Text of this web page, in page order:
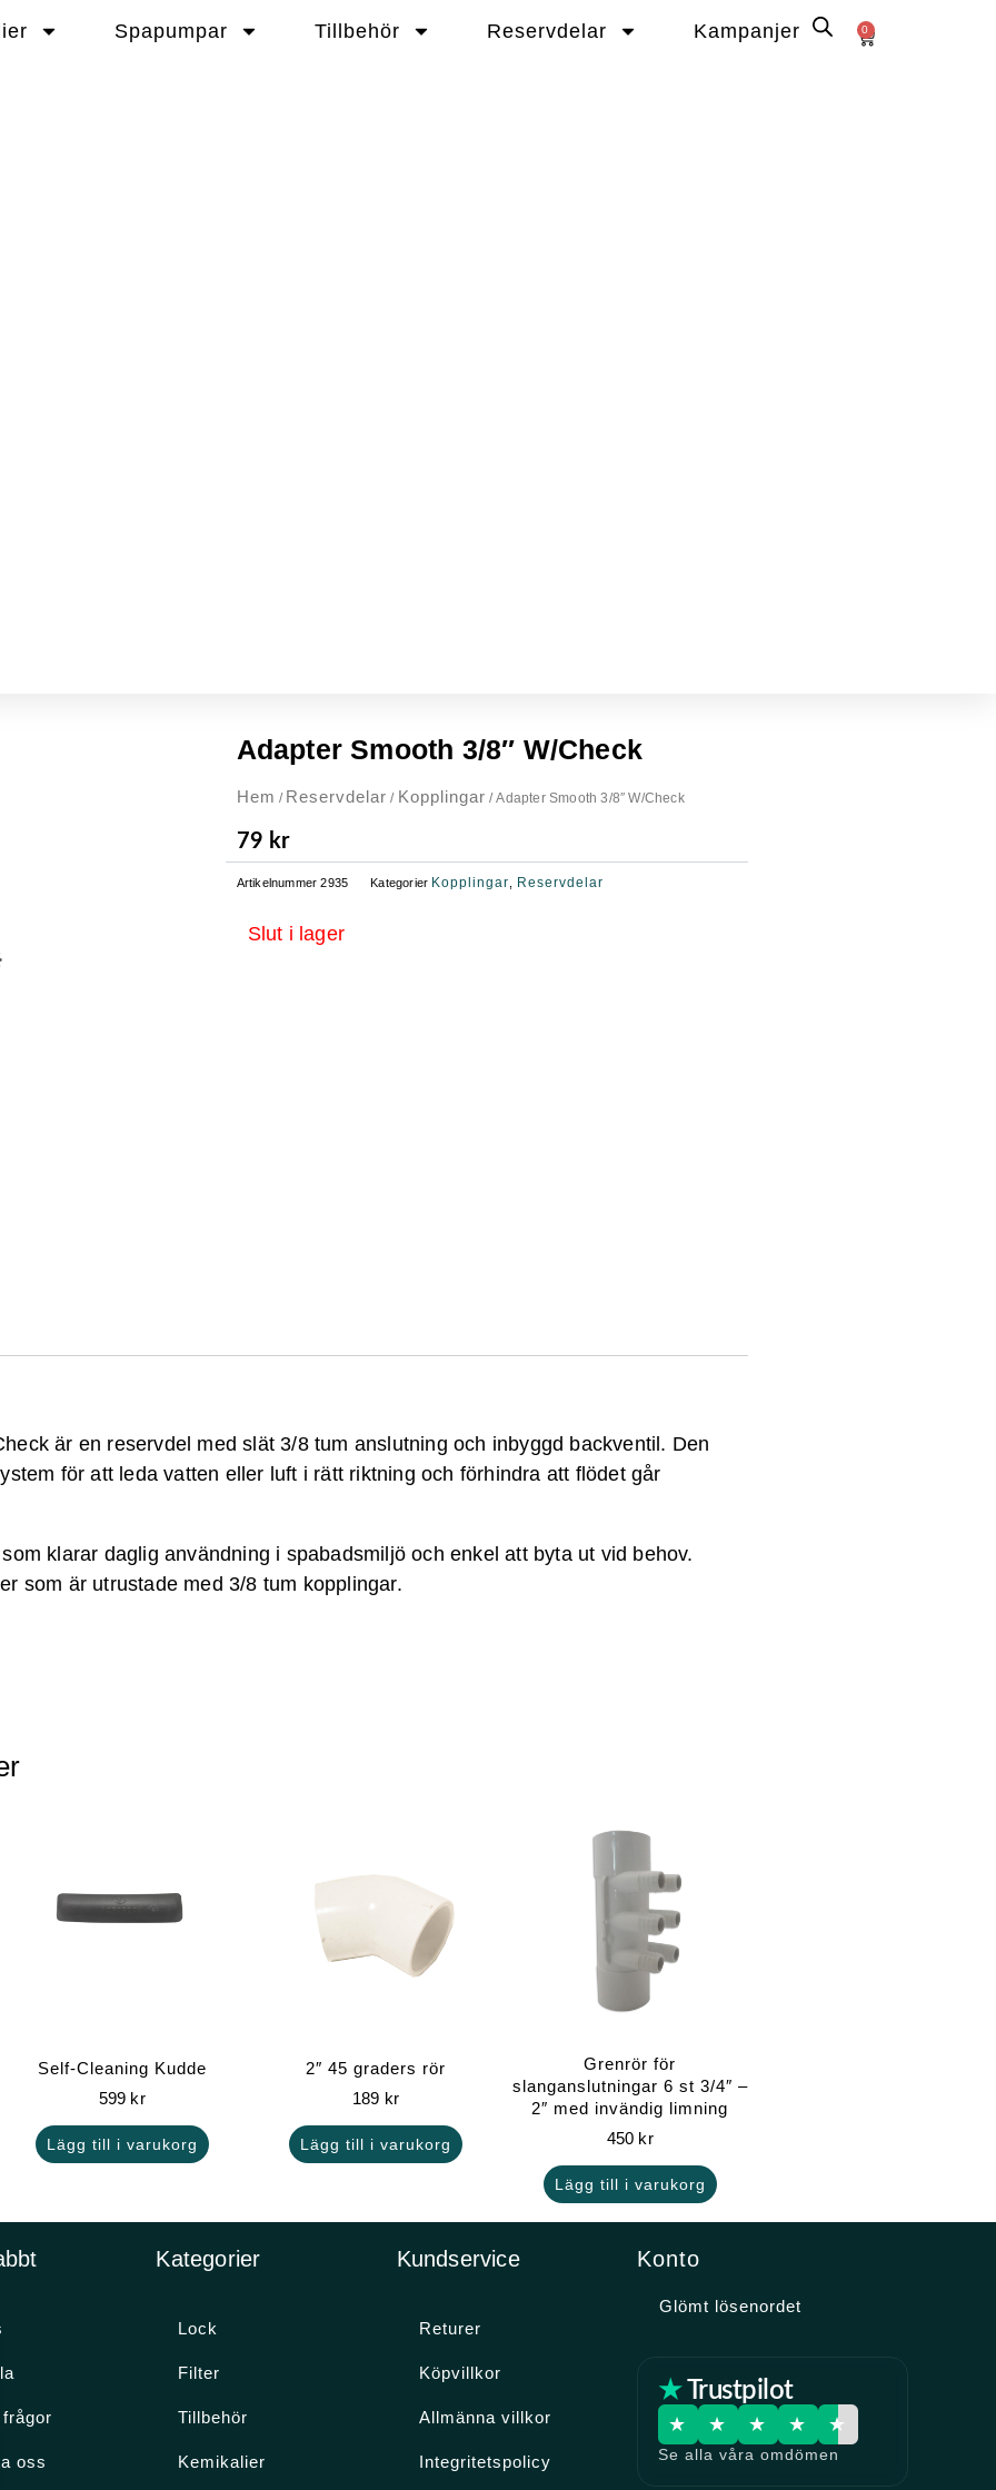
Spapumpar Tillbehör Reservdelar Kampanjer 0
Varukorg
Adapter Smooth 3/8″ W/Check
Hem / Reservdelar / Kopplingar / Adapter Smooth 3/8″ W/Check
79 kr
Artikelnummer2935 Kategorier Kopplingar Reservdelar
Slut i lager
är en reservdel med slät 3/8 tum anslutning och inbyggd backventil. Den
för att leda vatten eller luft i rätt riktning och förhindra att flödet går
klarar daglig användning i spabadsmiljö och enkel att byta ut vid behov.
som är utrustade med 3/8 tum kopplingar.
Self-Cleaning Kudde
599 kr
Lägg till i varukorg
2″ 45 graders rör
189 kr
Lägg till i varukorg
Grenrör för
slanganslutningar 6 st 3/4″ –
2″ med invändig limning
450 kr
Lägg till i varukorg
frågor
oss
Kategorier
Lock
Filter
Tillbehör
Kemikalier
Kundservice
Returer
Köpvillkor
Allmänna villkor
Integritetspolicy
Konto
Glömt lösenordet
★ Trustpilot
★ ★ ★ ★ ★
Se alla våra omdömen